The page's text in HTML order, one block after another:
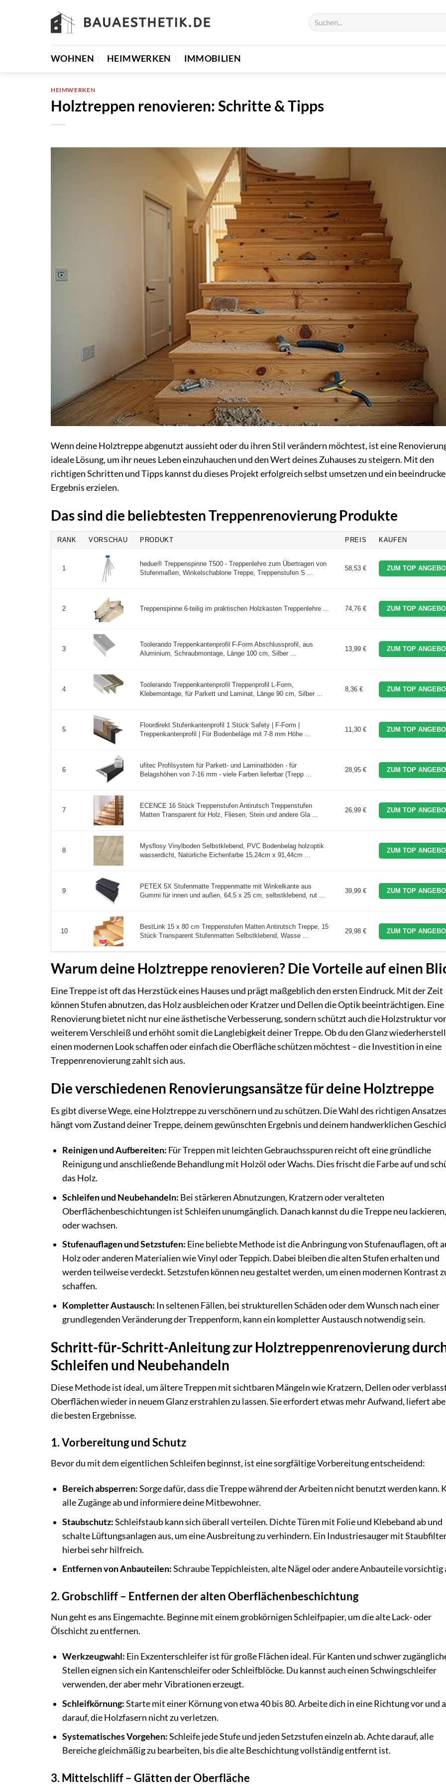
WOHNEN HEIMWERKEN IMMOBILIEN
HEIMWERKEN
Holztreppen renovieren: Schritte & Tipps
Wenn deine Holztreppe abgenutzt aussieht oder du ihren Stil verändern möchtest, ist eine
ideale Lösung, um ihr neues Leben einzuhauchen und den Wert deines Zuhauses zu steigern. Mit den
richtigen Schritten und Tipps kannst du dieses Projekt erfolgreich selbst umsetzen und ein
Ergebnis erzielen.
Das sind die beliebtesten Treppenrenovierung Produkte
RANK VORSCHAU PRODUKT PREIS KAUFEN
1
hedue® Treppenspinne T500 - Treppenlehre zum Übertragen von
Stufenmaßen, Winkelschablone Treppe, Treppenstufen S ...
58,53 € ZUM TOP
2 Treppenspinne 6-teilig im praktischen Holzkasten Treppenlehre ... 74,76 € ZUM TOP
3
Toolerando Treppenkantenprofil F-Form Abschlussprofil, aus
Aluminium, Schraubmontage, Länge 100 cm, Silber ...
13,99 € ZUM TOP
4
Toolerando Treppenkantenprofil Treppenprofil L-Form,
Klebemontage, für Parkett und Laminat, Länge 90 cm, Silber ...
8,36 € ZUM TOP
5
Floordirekt Stufenkantenprofil 1 Stück Safety | F-Form |
Treppenkantenprofil | Für Bodenbeläge mit 7-8 mm Höhe ...
11,30 € ZUM TOP
6
ufitec Profilsystem für Parkett- und Laminatböden - für
Belagshöhen von 7-16 mm - viele Farben lieferbar (Trepp ...
28,95 € ZUM TOP
7
ECENCE 16 Stück Treppenstufen Antirutsch Treppenstufen
Matten Transparent für Holz, Fliesen, Stein und andere Gla ...
26,99 € ZUM TOP
8
Mysflosy Vinylboden Selbstklebend, PVC Bodenbelag holzoptik
wasserdicht, Natürliche Eichenfarbe 15,24cm x 91,44cm ...
ZUM TOP
9
PETEX 5X Stufenmatte Treppenmatte mit Winkelkante aus
Gummi für innen und außen, 64,5 x 25 cm, selbstklebend, rut ...
39,99 € ZUM TOP
10
BestLink 15 x 80 cm Treppenstufen Matten Antirutsch Treppe, 15
Stück Transparent Stufenmatten Selbstklebend, Wasse ...
29,98 € ZUM TOP
Warum deine Holztreppe renovieren? Die Vorteile auf einen
Eine Treppe ist oft das Herzstück eines Hauses und prägt maßgeblich den ersten Eindruck. Mit der Zeit
können Stufen abnutzen, das Holz ausbleichen oder Kratzer und Dellen die Optik beeinträchtigen. Eine
Renovierung bietet nicht nur eine ästhetische Verbesserung, sondern schützt auch die Holzstruktur vor
weiterem Verschleiß und erhöht somit die Langlebigkeit deiner Treppe. Ob du den Glanz
einen modernen Look schaffen oder einfach die Oberfläche schützen möchtest – die Investition in eine
Treppenrenovierung zahlt sich aus.
Die verschiedenen Renovierungsansätze für deine Holztreppe
Es gibt diverse Wege, eine Holztreppe zu verschönern und zu schützen. Die Wahl des richtigen Ansatzes
hängt vom Zustand deiner Treppe, deinem gewünschten Ergebnis und deinem handwerklichen
Reinigen und Aufbereiten: Für Treppen mit leichten Gebrauchsspuren reicht oft eine gründliche
Reinigung und anschließende Behandlung mit Holzöl oder Wachs. Dies frischt die Farbe auf und
das Holz.
Schleifen und Neubehandeln: Bei stärkeren Abnutzungen, Kratzern oder veralteten
Oberflächenbeschichtungen ist Schleifen unumgänglich. Danach kannst du die Treppe neu
oder wachsen.
Stufenauflagen und Setzstufen: Eine beliebte Methode ist die Anbringung von Stufenauflagen, oft
Holz oder anderen Materialien wie Vinyl oder Teppich. Dabei bleiben die alten Stufen erhalten und
werden teilweise verdeckt. Setzstufen können neu gestaltet werden, um einen modernen Kontrast
schaffen.
Kompletter Austausch: In seltenen Fällen, bei strukturellen Schäden oder dem Wunsch nach einer
grundlegenden Veränderung der Treppenform, kann ein kompletter Austausch notwendig sein.
Schritt-für-Schritt-Anleitung zur Holztreppenrenovierung
Schleifen und Neubehandeln
Diese Methode ist ideal, um ältere Treppen mit sichtbaren Mängeln wie Kratzern, Dellen oder
Oberflächen wieder in neuem Glanz erstrahlen zu lassen. Sie erfordert etwas mehr Aufwand, liefert
die besten Ergebnisse.
1. Vorbereitung und Schutz
Bevor du mit dem eigentlichen Schleifen beginnst, ist eine sorgfältige Vorbereitung entscheidend:
Bereich absperren:Sorge dafür, dass die Treppe während der Arbeiten nicht benutzt werden kann.
alle Zugänge ab und informiere deine Mitbewohner.
Staubschutz:Schleifstaub kann sich überall verteilen. Dichte Türen mit Folie und Klebeband ab und
schalte Lüftungsanlagen aus, um eine Ausbreitung zu verhindern. Ein Industriesauger mit
hierbei sehr hilfreich.
Entfernen von Anbauteilen:Schraube Teppichleisten, alte Nägel oder andere Anbauteile vorsichtig
2. Grobschliff – Entfernen der alten Oberflächenbeschichtung
Nun geht es ans Eingemachte. Beginne mit einem grobkörnigen Schleifpapier, um die alte Lack- oder
Ölschicht zu entfernen.
Werkzeugwahl: Ein Exzenterschleifer ist für große Flächen ideal. Für Kanten und schwer
Stellen eignen sich ein Kantenschleifer oder Schleifblöcke. Du kannst auch einen Schwingschleifer
verwenden, der aber mehr Vibrationen erzeugt.
Schleifkörnung:Starte mit einer Körnung von etwa 40 bis 80. Arbeite dich in eine Richtung vor und
darauf, die Holzfasern nicht zu verletzen.
Systematisches Vorgehen:Schleife jede Stufe und jeden Setzstufen einzeln ab. Achte darauf, alle
Bereiche gleichmäßig zu bearbeiten, bis die alte Beschichtung vollständig entfernt ist.
3. Mittelschliff – Glätten der Oberfläche